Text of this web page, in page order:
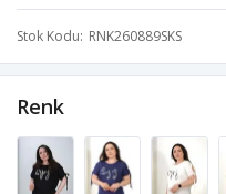
Stok Kodu RNK260889SKS
Renk